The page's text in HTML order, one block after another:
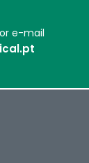
e-mail